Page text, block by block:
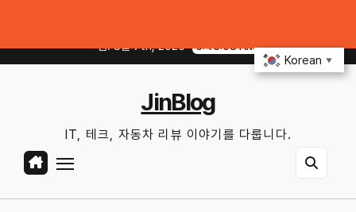
금. 8월 7th, 2026 6:45:09 AM
JinBlog
IT, 테크, 자동차 리뷰 이야기를 다룹니다.
Korean ▼